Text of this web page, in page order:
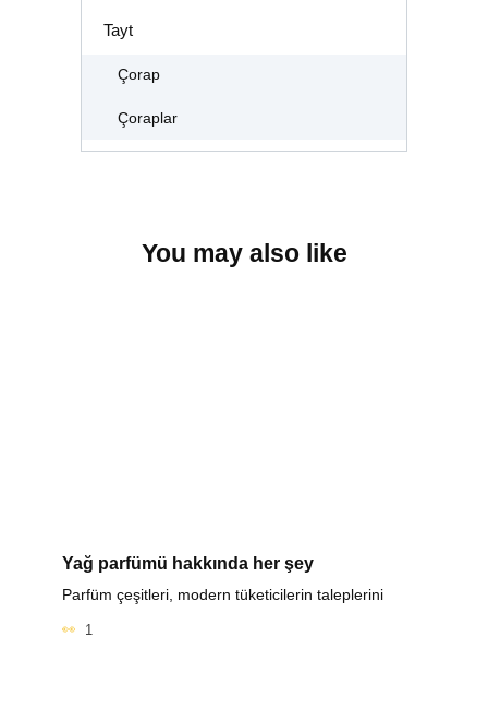
Tayt
Çorap
Çoraplar
You may also like
Yağ parfümü hakkında her şey
Parfüm çeşitleri, modern tüketicilerin taleplerini
1